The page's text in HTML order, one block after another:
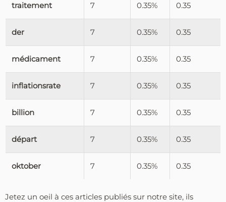
traitement 7 0.35% 0.35
der 7 0.35% 0.35
médicament 7 0.35% 0.35
inflationsrate 7 0.35% 0.35
billion 7 0.35% 0.35
départ 7 0.35% 0.35
oktober 7 0.35% 0.35
Jetez un oeil à ces articles publiés sur notre site, ils